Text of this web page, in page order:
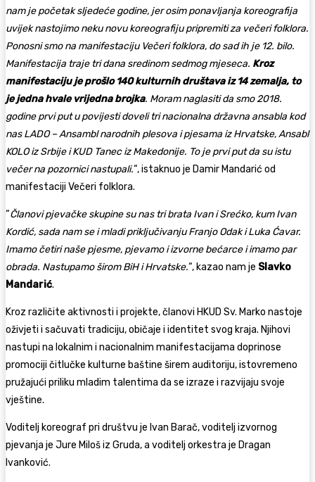
nam je početak sljedeće godine, jer osim ponavljanja koreografija
uvijek nastojimo neku novu koreografiju pripremiti za večeri folklora.
Ponosni smo na manifestaciju Večeri folklora, do sad ih je 12. bilo.
Manifestacija traje tri dana sredinom sedmog mjeseca. Kroz
manifestaciju je prošlo 140 kulturnih društava iz 14 zemalja, to
je jedna hvale vrijedna brojka. Moram naglasiti da smo 2018.
godine prvi put u povijesti doveli tri nacionalna državna ansabla kod
nas LADO – Ansambl narodnih plesova i pjesama iz Hrvatske, Ansabl
KOLO iz Srbije i KUD Tanec iz Makedonije. To je prvi put da su istu
večer na pozornici nastupali.“, istaknuo je Damir Mandarić od
manifestaciji Večeri folklora.
“Članovi pjevačke skupine su nas tri brata Ivan i Srećko, kum Ivan
Kordić, sada nam se i mladi priključivanju Franjo Odak i Luka Ćavar.
Imamo četiri naše pjesme, pjevamo i izvorne bećarce i imamo par
obrada. Nastupamo širom BiH i Hrvatske.“, kazao nam je Slavko
Mandarić.
Kroz različite aktivnosti i projekte, članovi HKUD Sv. Marko nastoje
oživjeti i sačuvati tradiciju, običaje i identitet svog kraja. Njihovi
nastupi na lokalnim i nacionalnim manifestacijama doprinose
promociji čitlučke kulturne baštine širem auditoriju, istovremeno
pružajući priliku mladim talentima da se izraze i razvijaju svoje
vještine.
Voditelj koreograf pri društvu je Ivan Barač, voditelj izvornog
pjevanja je Jure Miloš iz Gruda, a voditelj orkestra je Dragan
Ivanković.